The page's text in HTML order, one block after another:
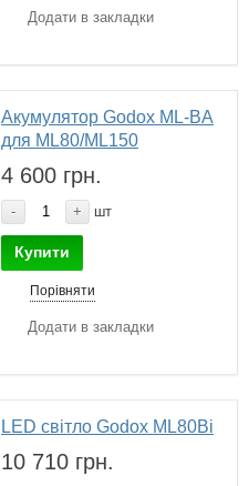
Додати в закладки
Акумулятор Godox ML-BA
для ML80/ML150
4 600 грн.
- + шт
Купити
Порівняти
Додати в закладки
LED світло Godox ML80Bi
10 710 грн.